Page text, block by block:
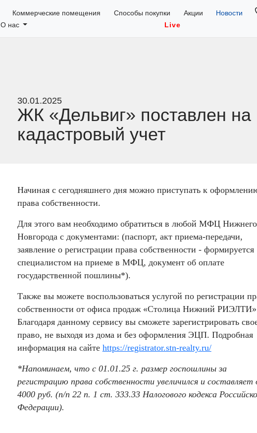
Коммерческие помещения Способы покупки Акции
Новости
О нас
Live
30.01.2025
ЖК «Дельвиг» поставлен на
кадастровый учет
Начиная с сегодняшнего дня можно приступать к
права собственности.
Для этого вам необходимо обратиться в любой МФЦ Нижнего
Новгорода с документами: (паспорт, акт приема-передачи,
заявление о регистрации права собственности - формируется
специалистом на приеме в МФЦ, документ об оплате
государственной пошлины*).
Также вы можете воспользоваться услугой по регистрации
собственности от офиса продаж «Столица Нижний
Благодаря данному сервису вы сможете зарегистрировать
право, не выходя из дома и без оформления ЭЦП. Подробная
информация на сайте https://registrator.stn-realty.ru/
*Напоминаем, что с 01.01.25 г. размер госпошлины за
регистрацию права собственности увеличился и составляет
4000 руб. (п/п 22 п. 1 ст. 333.33 Налогового кодекса
Федерации).